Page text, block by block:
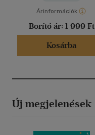
Árinformációk
Borító ár: 1 999 Ft
Kosárba
Új megjelenések